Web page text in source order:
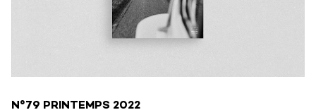
N°79 PRINTEMPS 2022